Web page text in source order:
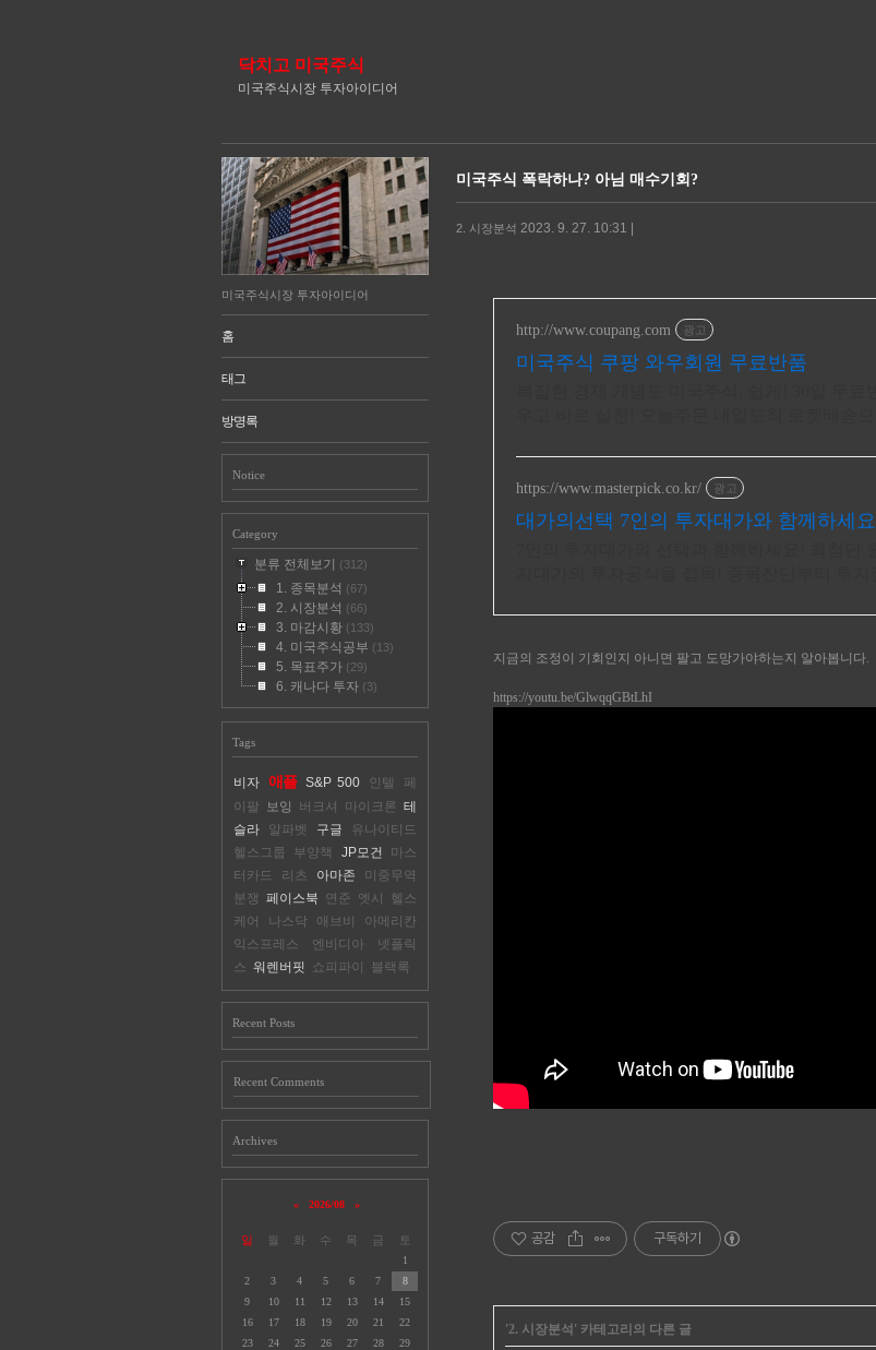
닥치고 미국주식
미국주식시장 투자아이디어
미국주식시장 투자아이디어
홈
태그
방명록
Notice
Category
분류 전체보기 (312)
1. 종목분석 (67)
2. 시장분석 (66)
3. 마감시황 (133)
4. 미국주식공부 (13)
5. 목표주가 (29)
6. 캐나다 투자 (3)
Tags
비자 애플 S&P 500 인텔
페
이팔
보잉 버크셔 마이크론 테
슬라
알파벳 구글
유나이티드
헬스그룹
부양책 JP모건
마스
터카드
리츠 아마존
미중무역
분쟁 페이스북 연준 엣시
헬스
케어
나스닥 애브비
아메리칸
익스프레스
엔비디아
넷플릭
스 워렌버핏 쇼피파이 블랙록
Recent Posts
Recent Comments
Archives
« 2026/08 »
일 월 화 수 목 금 토
1
2
3 4 5 6 7
8
9
10 11 12 13 14
15
16
17 18 19 20 21
22
23
24 25 26 27 28
29
미국주식 폭락하나? 아님 매수기회?
2. 시장분석 2023. 9. 27. 10:31 |
http://www.coupang.com 광고
미국주식 쿠팡 와우회원 무료반품
https://www.masterpick.co.kr/ 광고
대가의선택 7인의 투자대가와 함께하세요
지금의 조정이 기회인지 아니면 팔고 도망가야하는지 알아봅니다.
https://youtu.be/GlwqqGBtLhI
공감 구독하기
'2. 시장분석 ' 카테고리의 다른 글